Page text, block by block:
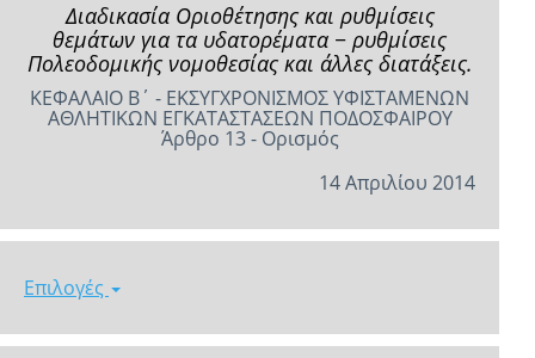
Διαδικασία Οριοθέτησης και ρυθμίσεις
θεμάτων για τα υδατορέματα − ρυθμίσεις
Πολεοδομικής νομοθεσίας και άλλες διατάξεις.
ΚΕΦΑΛΑΙΟ Β΄ - ΕΚΣΥΓΧΡΟΝΙΣΜΟΣ ΥΦΙΣΤΑΜΕΝΩΝ
ΑΘΛΗΤΙΚΩΝ ΕΓΚΑΤΑΣΤΑΣΕΩΝ ΠΟΔΟΣΦΑΙΡΟΥ
Άρθρο 13 - Ορισμός
14 Απριλίου 2014
Επιλογές